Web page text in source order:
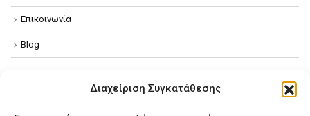
Διαχείριση Συγκατάθεσης
Επικοινωνία
Blog
Αποστολές